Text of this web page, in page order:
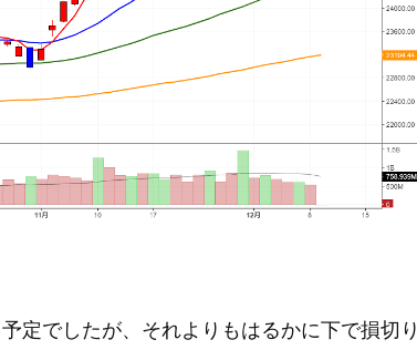
定でしたが、それよりもはるかに下で損切り